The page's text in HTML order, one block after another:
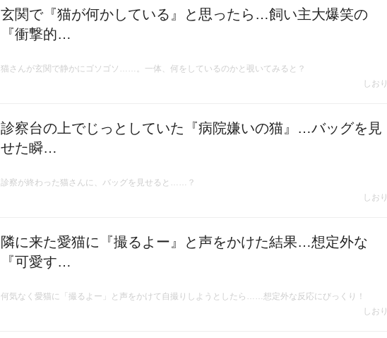
玄関で『猫が何かしている』と思ったら…飼い主大爆笑の
『衝撃的…
猫さんが玄関で静かにゴソゴソ……。一体、何をしているのかと覗いてみると？
しおり
診察台の上でじっとしていた『病院嫌いの猫』…バッグを見
せた瞬…
診察が終わった猫さんに、バッグを見せると……？
しおり
隣に来た愛猫に『撮るよー』と声をかけた結果…想定外な
『可愛す…
何気なく愛猫に「撮るよー」と声をかけて自撮りしようとしたら……想定外な反応にびっくり！
しおり